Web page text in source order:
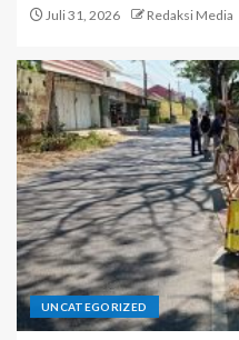
Juli 31, 2026 Redaksi Media
UNCATEGORIZED